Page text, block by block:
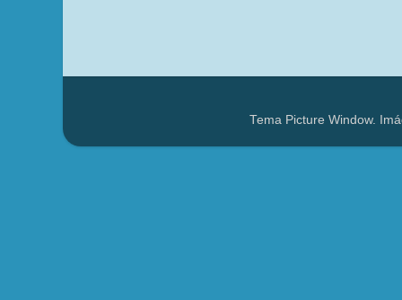
Tema Picture Window.